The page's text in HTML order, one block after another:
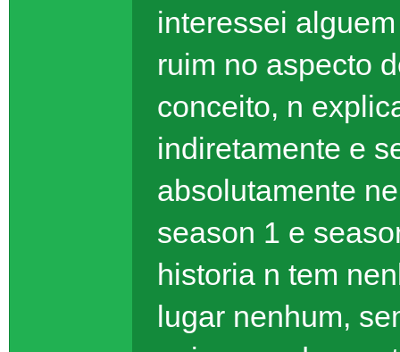
interessei
ruim no aspecto
conceito, n
indiretamente e
absolutamente
season 1 e
historia n tem
lugar nenhum,